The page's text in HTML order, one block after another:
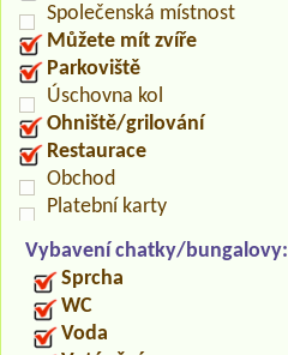
Společenská místnost
Můžete mít zvíře
Parkoviště
Úschovna kol
Ohniště/grilování
Restaurace
Obchod
Platební karty
Vybavení chatky/bungalovy:
Sprcha
WC
Voda